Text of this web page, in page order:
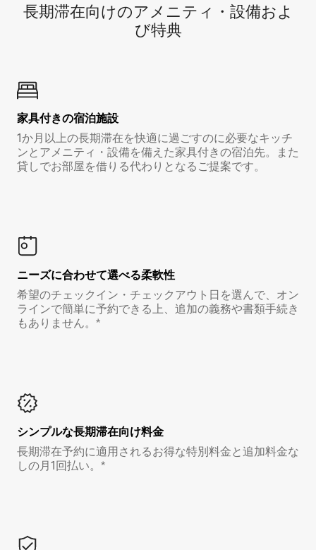
長期滞在向け⁠のア⁠メ⁠ニ⁠テ⁠ィ⁠・設⁠備⁠およ
び特⁠典
家具付き⁠の宿⁠泊⁠施⁠設
1か月以上の長期滞在を快適に過ごすのに必要なキッチ
ンとアメニティ・設備を備えた家具付きの宿泊先。また
貸しでお部屋を借りる代わりとなるご提案です。
ニーズに合わせて選べる柔軟性
希望のチェックイン・チェックアウト日を選んで、オン
ラインで簡単に予約できる上、追加の義務や書類手続き
もありません。*
シンプルな長期滞在向け料金
長期滞在予約に適用されるお得な特別料金と追加料金な
しの月1回払い。*